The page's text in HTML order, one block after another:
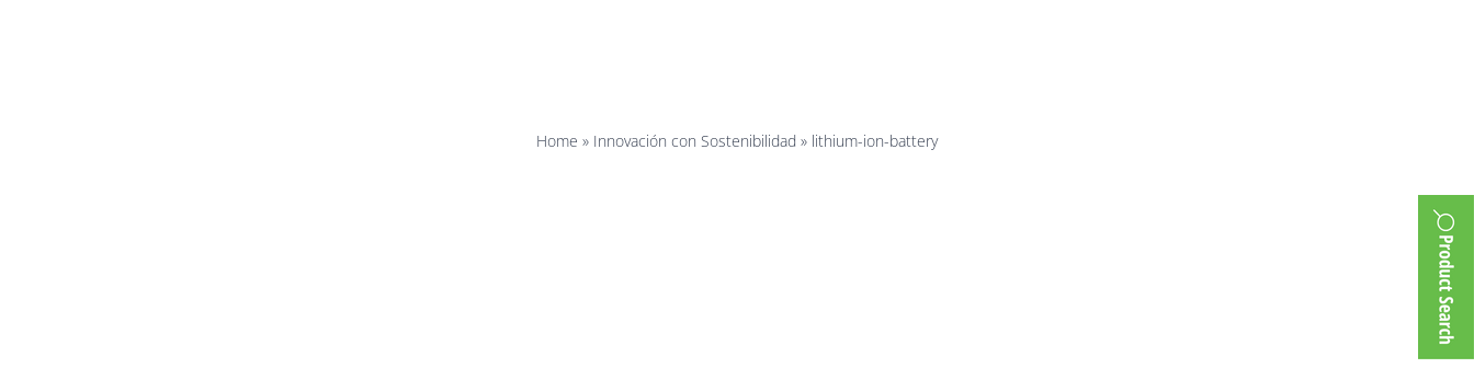
Home » Innovación con Sostenibilidad » lithium-ion-battery